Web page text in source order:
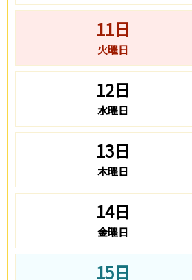
11日
火曜日
12日
水曜日
13日
木曜日
14日
金曜日
15日